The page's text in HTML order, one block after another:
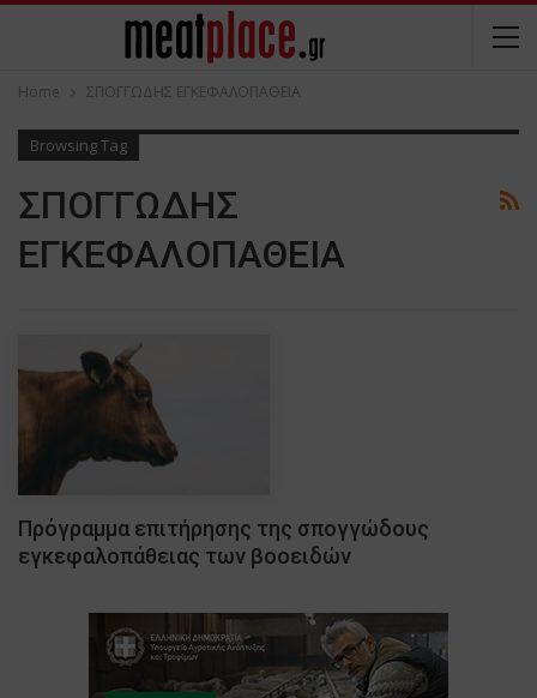
Home ΣΠΟΓΓΩΔΗΣ ΕΓΚΕΦΑΛΟΠΑΘΕΙΑ
Browsing Tag
ΣΠΟΓΓΩΔΗΣ
ΕΓΚΕΦΑΛΟΠΑΘΕΙΑ
Πρόγραμμα επιτήρησης της σπογγώδους
εγκεφαλοπάθειας των βοοειδών